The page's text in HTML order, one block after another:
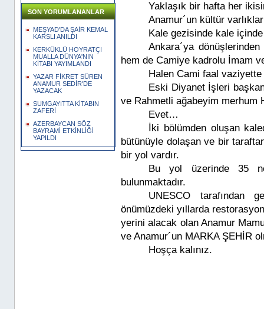
SON YORUMLANANLAR
MEŞYAD'DA ŞAİR KEMAL
KARSLI ANILDI
KERKÜKLÜ HOYRATÇI
MUALLA DÜNYA'NIN
KİTABI YAYIMLANDI
YAZAR FİKRET SÜREN
ANAMUR SEDİR'DE
YAZACAK
SUMGAYITTA KİTABIN
ZAFERİ
AZERBAYCAN SÖZ
BAYRAMİ ETKİNLİĞİ
YAPILDI
Yaklaşık bir hafta her
Anamur´un kültür
Kale gezisinde kale
Ankara´ya
hem de Camiye kadrolu İmam
Halen Cami faal
Eski Diyanet İşleri
ve Rahmetli ağabeyim merhum
Evet…
İki bölümden oluşan
bütünüyle dolaşan ve bir
bir yol vardır.
Bu yol üzerinde 35
bulunmaktadır.
UNESCO tarafından
önümüzdeki yıllarda
yerini alacak olan Anamur
ve Anamur´un MARKA ŞEHİR
Hoşça kalınız.